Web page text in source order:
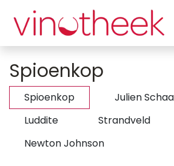
Overslaan naar inhoud
Spioenkop
Spioenkop
Julien
Luddite
Strandveld
Newton Johnson